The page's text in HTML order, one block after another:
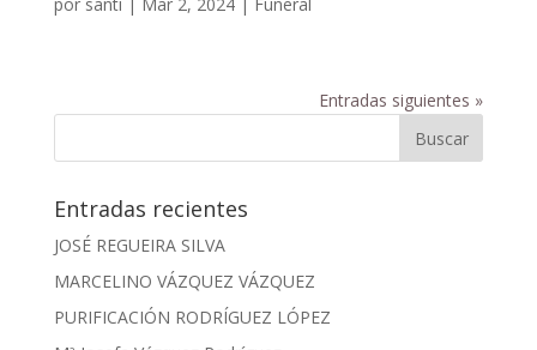
Entradas siguientes »
Entradas recientes
JOSÉ REGUEIRA SILVA
MARCELINO VÁZQUEZ VÁZQUEZ
PURIFICACIÓN RODRÍGUEZ LÓPEZ